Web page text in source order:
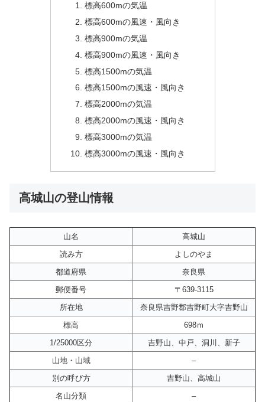
標高600mの気温
標高600mの風速・風向き
標高900mの気温
標高900mの風速・風向き
標高1500mの気温
標高1500mの風速・風向き
標高2000mの気温
標高2000mの風速・風向き
標高3000mの気温
標高3000mの風速・風向き
高城山の登山情報
山名
高城山
読み方
よしのやま
都道府県
奈良県
郵便番号
〒639-3115
所在地
奈良県吉野郡吉野町大字吉野山
標高
698ｍ
1/25000区分
吉野山、中戸、洞川、新子
山地・山域
–
別の呼び方
吉野山、高城山
名山分類
–